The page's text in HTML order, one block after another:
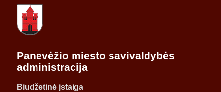
Panevėžio miesto savivaldybės
administracija
Biudžetinė įstaiga